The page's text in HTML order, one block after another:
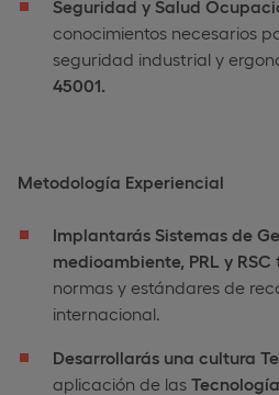
Seguridad y Salud
conocimientos necesarios
seguridad industrial y
45001.
Metodología Experiencial
Implantarás Sistemas de
medioambiente, PRL y RSC
normas y estándares de
internacional.
Desarrollarás una cultura
aplicación de las